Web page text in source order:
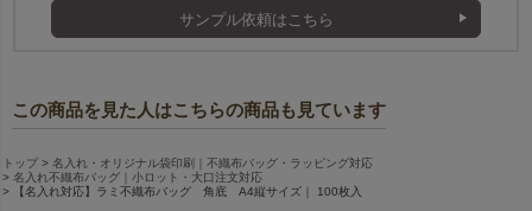
サンプル依頼はこちら
この商品を見た人はこちらの商品も見ています
トップ
名入れ・オリジナル袋印刷｜不織布バッグ・ラッピング対応
名入れ不織布バッグ｜小ロット・大口注文対応
【名入れ対応】ラミ不織布バッグ 角底 A4縦サイズ｜ 100枚入